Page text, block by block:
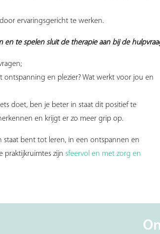
ervaringsgericht te werken.
en te spelen sluit de therapie aan bij de
ontspanning en plezier? Wat werkt voor jou en
doet, ben je beter in staat dit positief te
en krijgt er zo meer grip op.
staat bent tot leren, in een ontspannen en
praktijkruimtes zijnsfeervol en met zorg en